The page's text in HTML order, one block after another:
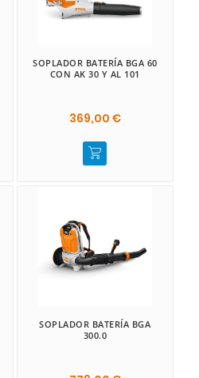
SOPLADOR BATERÍA BGA 60
CON AK 30 Y AL 101
369,00 €
SOPLADOR BATERÍA BGA
300.0